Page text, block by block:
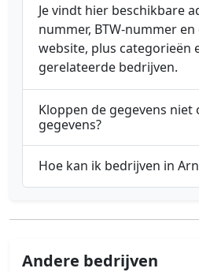
Je vindt hier beschikbare
nummer, BTW-nummer
website, plus categorieën
gerelateerde bedrijven.
Kloppen de gegevens
gegevens?
Hoe kan ik bedrijven in
Andere bedrijven